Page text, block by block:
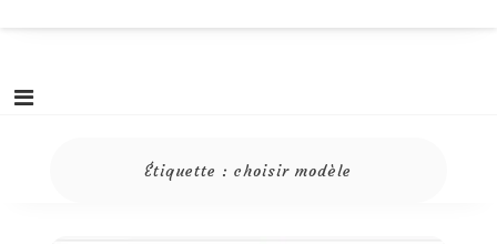
Étiquette :choisir modèle